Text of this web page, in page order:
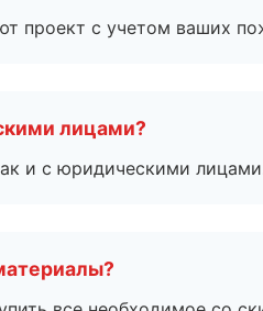
проект с учетом ваших
лицами?
и с юридическими